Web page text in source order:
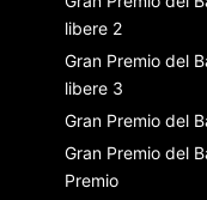
libere 2
Gran Premio del
libere 3
Gran Premio del
Gran Premio del
Premio